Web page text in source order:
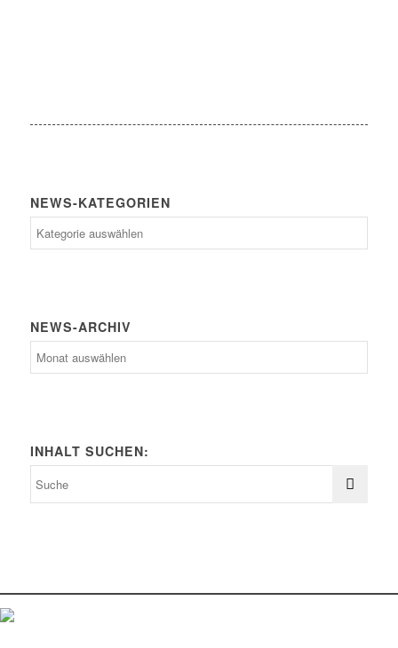
NEWS-KATEGORIEN
Kategorien
NEWS-ARCHIV
INHALT SUCHEN: